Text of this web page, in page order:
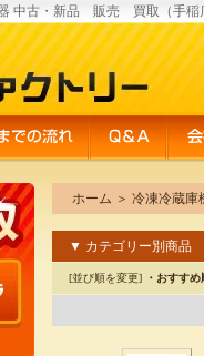
中古・新品 販売 買取（手稲
ホーム ＞ 冷凍冷蔵庫
▼ カテゴリー別商品
[並び順を変更] ・おすすめ